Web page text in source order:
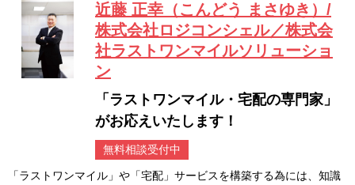
近藤 正幸（こんどう まさゆき）/
株式会社ロジコンシェル／株式会
社ラストワンマイルソリューショ
ン
「ラストワンマイル・宅配の専門家」
がお応えいたします！
無料相談受付中
「ラストワンマイル」や「宅配」サービスを構築する為には、知識